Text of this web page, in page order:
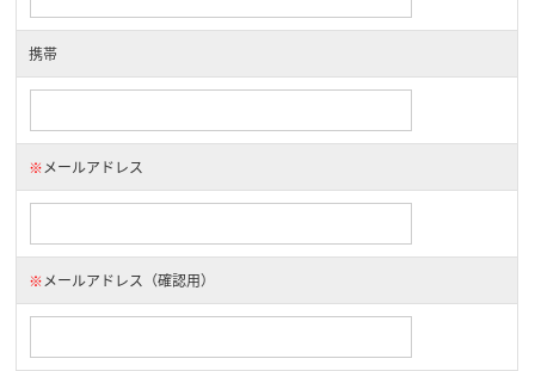
携帯
※メールアドレス
※メールアドレス（確認用）